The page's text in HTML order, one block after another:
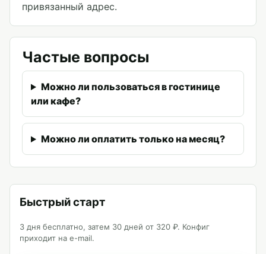
привязанный адрес.
Частые вопросы
Можно ли пользоваться в гостинице
или кафе?
Можно ли оплатить только на месяц?
Быстрый старт
3 дня бесплатно, затем 30 дней от 320 ₽. Конфиг
приходит на e-mail.